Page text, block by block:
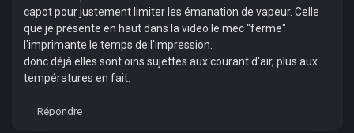
capot pour justement limiter les émanation de vapeur. Celle
que je présente en haut dans la video le mec "ferme"
l'imprimante le temps de l'impression.
donc déjà elles sont oins sujettes aux courant d'air, plus aux
températures en fait.
Répondre